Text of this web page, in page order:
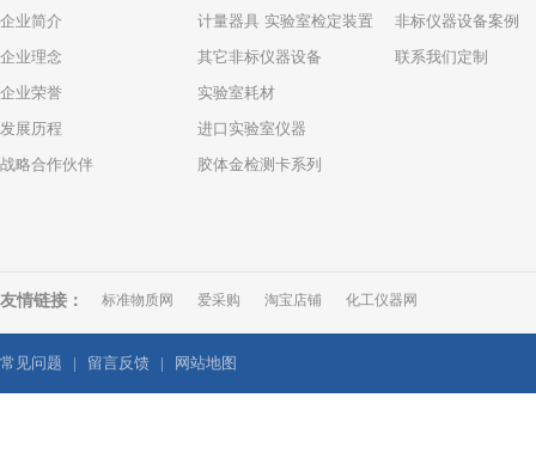
企业简介
企业理念
企业荣誉
发展历程
战略合作伙伴
计量器具 实验室检定装置
其它非标仪器设备
实验室耗材
进口实验室仪器
胶体金检测卡系列
非标仪器设备案例
联系我们定制
友情链接： 标准物质网 爱采购 淘宝店铺 化工仪器网
常见问题 | 留言反馈 | 网站地图